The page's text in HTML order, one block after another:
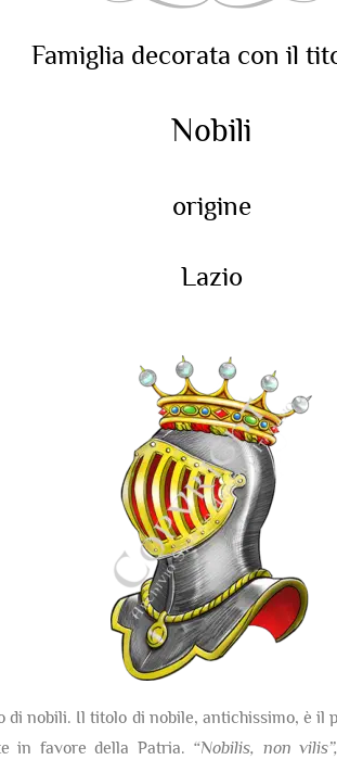
Famiglia decorata con il
Nobili
origine
Lazio
nobili. Il titolo di nobile, antichissimo, è il
in favore della Patria. “Nobilis, non vilis”,